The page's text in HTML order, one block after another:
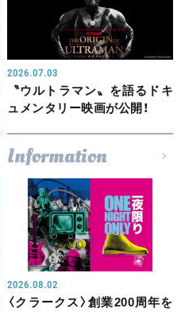
2026.07.03
〝ウルトラマン〟を語るドキ
ュメンタリー映画が公開！
Information
2026.08.02
〈クラークス〉創業200周年を